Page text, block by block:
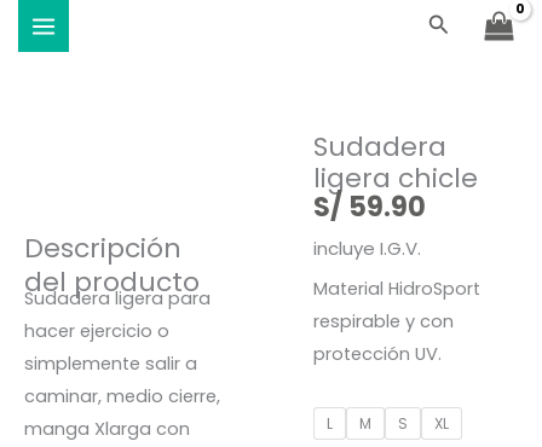
Buscar
Descripción
del producto
Sudadera ligera para
hacer ejercicio o
simplemente salir a
caminar, medio cierre,
manga Xlarga con
Sudadera
ligera chicle
S/ 59.90
incluye I.G.V.
Material HidroSport
respirable y con
protección UV.
L M S XL
Sudadera